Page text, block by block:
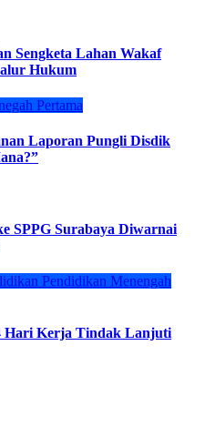
Sengketa Lahan Wakaf
Hukum
Pertama
Laporan Pungli Disdik
SPPG Surabaya Diwarnai
Pendidikan Menengah
Hari Kerja Tindak Lanjuti